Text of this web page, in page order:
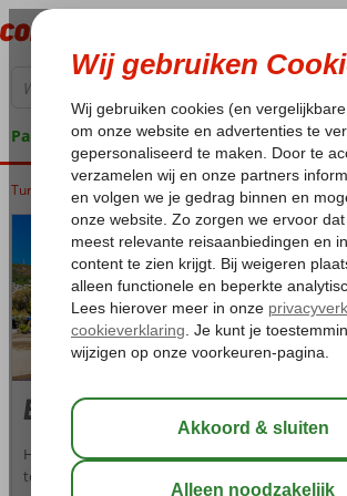
Pakketgarantie
Home
Turkije Egeische kust Bodrum Bitez
Bitez
Het heuvelachtige Bodrum is schitterend gelegen
terecht tot 'de mooiste baaien ter wereld'